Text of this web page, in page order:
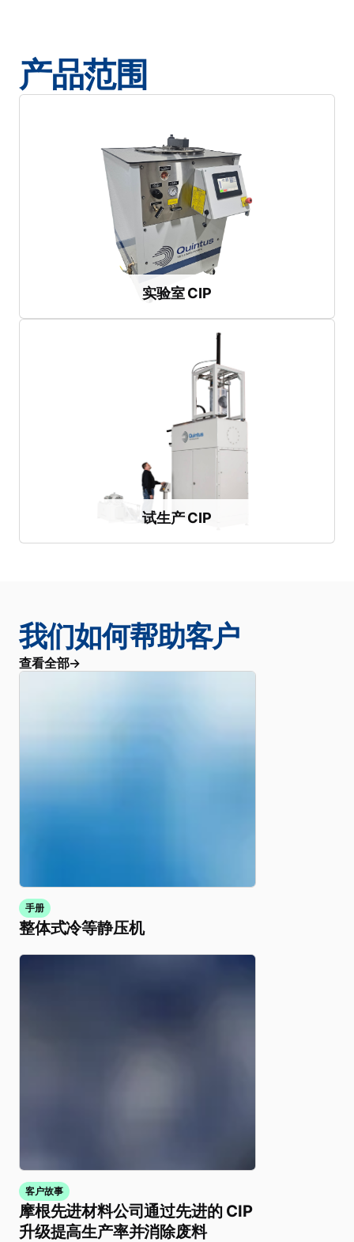
产品范围
实验室 CIP
实验室 CIP
结构紧凑、自成一体，是实验室、可行性研究和原型设计
的理想之选
最大压力 ：60,000 psi
工作腔直径： 2-6 英寸
工作舱长度： 22-23 英寸
下载数据表
试生产 CIP
试生产 CIP
设计用于全面生产前的可重复加工和验证
：60,000 磅/平方英寸
工作腔直径：6-16 英寸
：24-60 英寸
观看视频
我们如何帮助客户
查看全部
手册
整体式冷等静压机
客户故事
摩根先进材料公司通过先进的 CIP
升级提高生产率并消除废料